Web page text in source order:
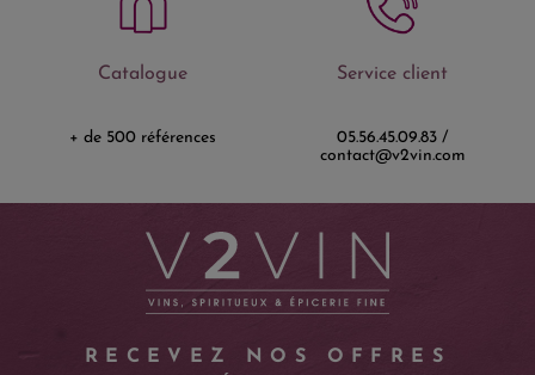
Catalogue
+ de 500 références
Service client
05.56.45.09.83 /
contact@v2vin.com
RECEVEZ NOS OFFRES